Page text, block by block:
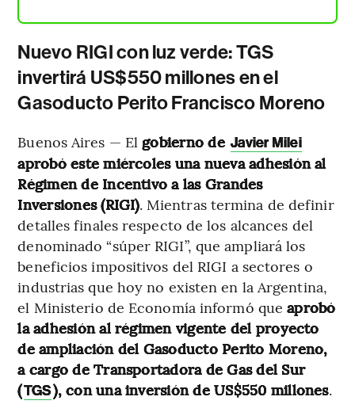
Nuevo RIGI con luz verde: TGS
invertirá US$550 millones en el
Gasoducto Perito Francisco Moreno
Buenos Aires — El gobierno de Javier Milei
aprobó este miércoles una nueva adhesión al
Régimen de Incentivo a las Grandes
Inversiones (RIGI). Mientras termina de definir
detalles finales respecto de los alcances del
denominado “súper RIGI”, que ampliará los
beneficios impositivos del RIGI a sectores o
industrias que hoy no existen en la Argentina,
el Ministerio de Economía informó queaprobó
la adhesión al régimen vigente del proyecto
de ampliación del Gasoducto Perito Moreno,
a cargo de Transportadora de Gas del Sur
(TGS), con una inversión de US$550 millones.